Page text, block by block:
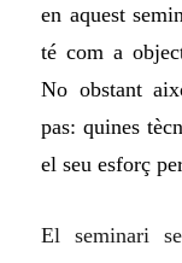
en aquest
té com a
No obstant
pas: quines
el seu esforç
El seminari